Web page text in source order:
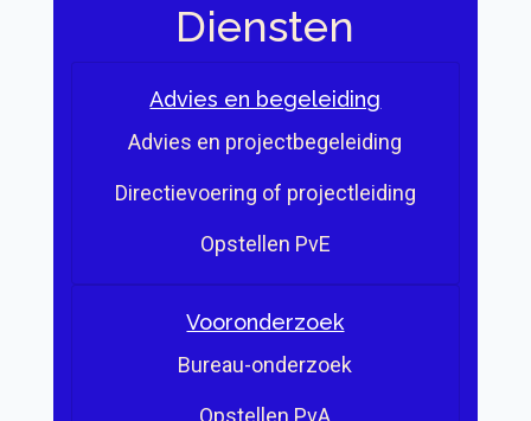
Diensten
Advies en begeleiding
Advies en projectbegeleiding
Directievoering of projectleiding
Opstellen PvE
Vooronderzoek
Bureau-onderzoek
Opstellen PvA